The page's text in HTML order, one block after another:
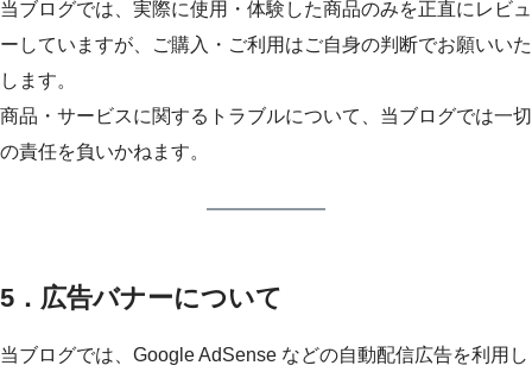
当ブログでは、実際に使用・体験した商品のみを正直にレビュ
ーしていますが、ご購入・ご利用はご自身の判断でお願いいた
します。
商品・サービスに関するトラブルについて、当ブログでは一切
の責任を負いかねます。
5．広告バナーについて
当ブログでは、Google AdSense などの自動配信広告を利用し